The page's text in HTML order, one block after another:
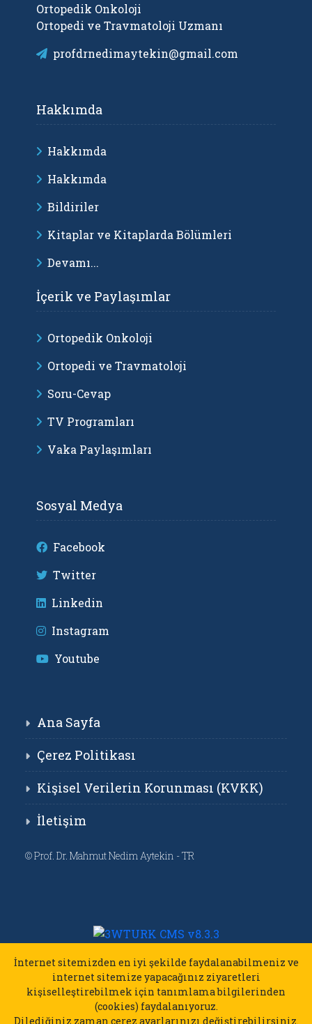
Ortopedik Onkoloji
Ortopedi ve Travmatoloji Uzmanı
profdrnedimaytekin@gmail.com
Hakkımda
Hakkımda
Hakkımda
Bildiriler
Kitaplar ve Kitaplarda Bölümleri
Devamı...
İçerik ve Paylaşımlar
Ortopedik Onkoloji
Ortopedi ve Travmatoloji
Soru-Cevap
TV Programları
Vaka Paylaşımları
Sosyal Medya
Facebook
Twitter
Linkedin
Instagram
Youtube
Ana Sayfa
Çerez Politikası
Kişisel Verilerin Korunması (KVKK)
İletişim
©Prof. Dr. Mahmut Nedim Aytekin - TR
İnternet sitemizden en iyi şekilde faydalanabilmeniz ve
internet sitemize yapacağınız ziyaretleri
kişiselleştirebilmek için tanımlama bilgilerinden
(cookies) faydalanıyoruz.
Dilediğiniz zaman çerez ayarlarınızı değiştirebilirsiniz.